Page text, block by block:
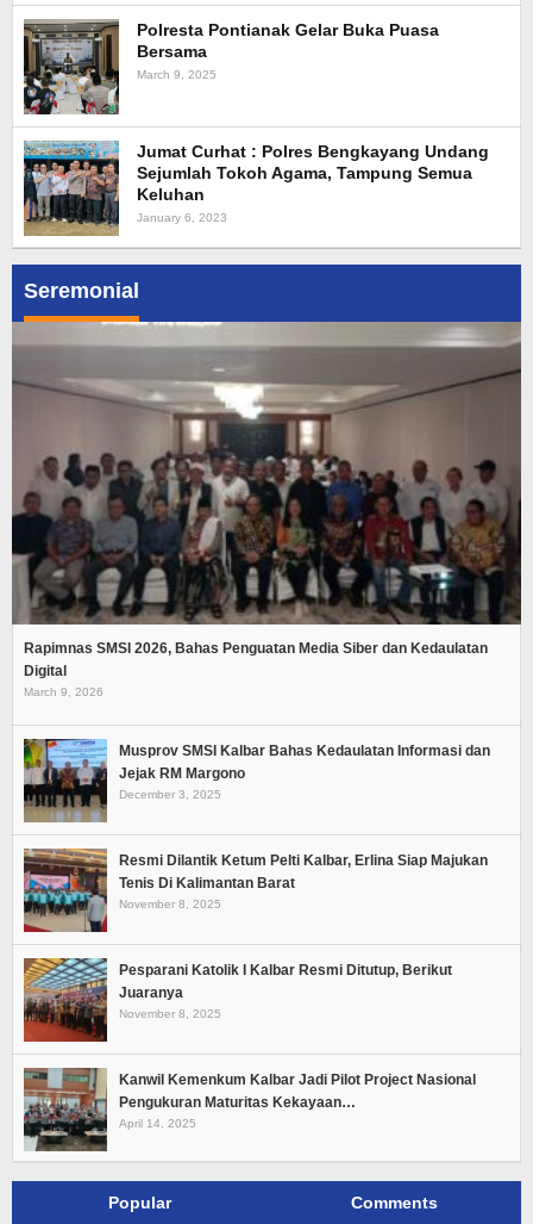
Seremonial
Rapimnas SMSI 2026, Bahas Penguatan Media Siber dan Kedaulatan
Digital
March 9, 2026
Musprov SMSI Kalbar Bahas Kedaulatan Informasi dan
Jejak RM Margono
December 3, 2025
Resmi Dilantik Ketum Pelti Kalbar, Erlina Siap Majukan
Tenis Di Kalimantan Barat
November 8, 2025
Pesparani Katolik I Kalbar Resmi Ditutup, Berikut
Juaranya
November 8, 2025
Kanwil Kemenkum Kalbar Jadi Pilot Project Nasional
Pengukuran Maturitas Kekayaan…
April 14, 2025
Popular Comments
Polresta Pontianak Gelar Buka Puasa
Bersama
March 9, 2025
Jumat Curhat : Polres Bengkayang Undang
Sejumlah Tokoh Agama, Tampung Semua
Keluhan
January 6, 2023